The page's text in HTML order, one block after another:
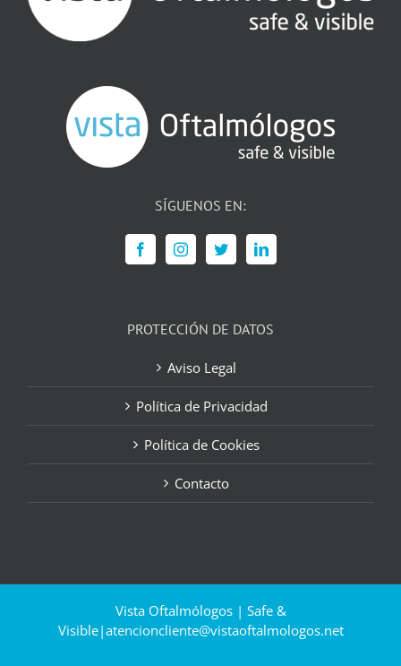
SÍGUENOS EN:
PROTECCIÓN DE DATOS
Aviso Legal
Política de Privacidad
Política de Cookies
Contacto
Vista Oftalmólogos | Safe &
Visible|atencioncliente@vistaoftalmologos.net